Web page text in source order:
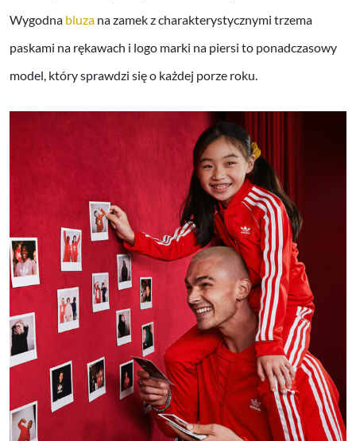
Wygodna bluza na zamek z charakterystycznymi trzema
paskami na rękawach i logo marki na piersi to ponadczasowy
model, który sprawdzi się o każdej porze roku.